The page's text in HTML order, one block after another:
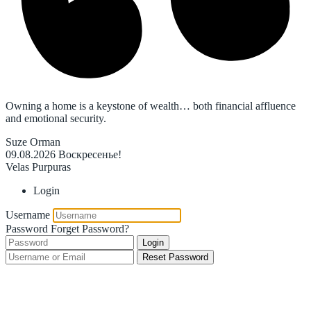
Owning a home is a keystone of wealth… both financial affluence
and emotional security.
Suze Orman
09.08.2026 Воскресенье!
Velas Purpuras
Login
Username
Password Forget Password?
Login
Reset Password